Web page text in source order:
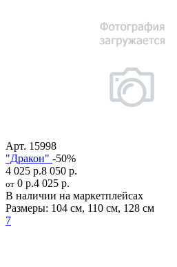
Арт. 15998
"Дракон" -50%
4 025 р.8 050 р.
от 0 р.4 025 р.
В наличии на маркетплейсах
Размеры: 104 см, 110 см, 128 см
7